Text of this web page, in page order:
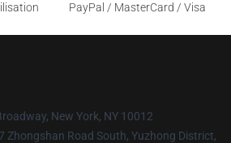
PayPal / MasterCard / Visa
New York, NY 10012
Zhongshan Road South, Yuzhong District,